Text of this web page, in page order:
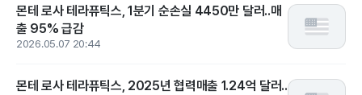
몬테 로사 테라퓨틱스, 1분기 순손실 4450만 달러..매
출 95% 급감
2026.05.07 20:44
몬테 로사 테라퓨틱스, 2025년 협력매출 1.24억 달러..